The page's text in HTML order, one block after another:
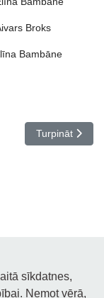
Broks
Bambāne
pakalpojumu
Nākamais
Turpināt
sīkdatnes,
Ņemot vērā,